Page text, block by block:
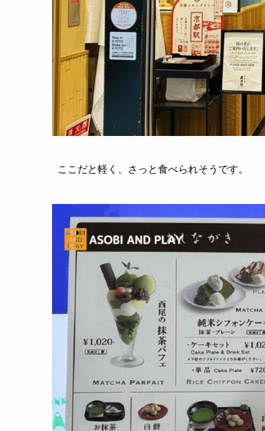
ここだと軽く、さっと食べられそうです。